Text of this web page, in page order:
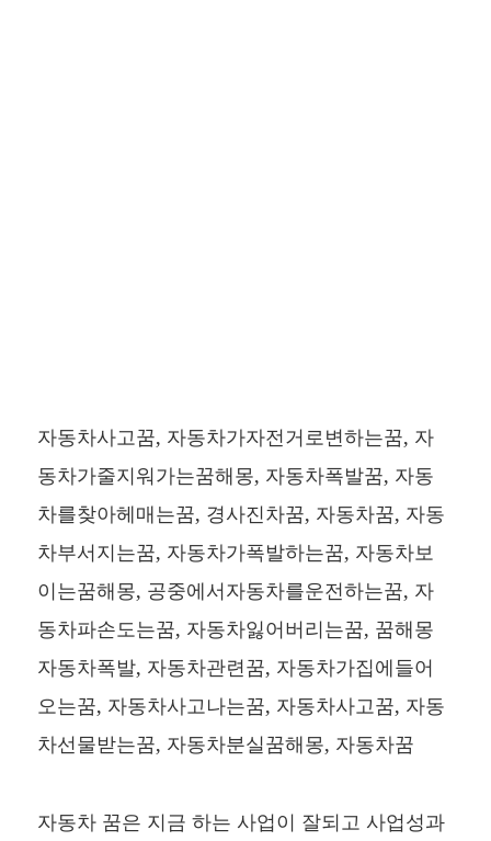
자동차사고꿈, 자동차가자전거로변하는꿈, 자
동차가줄지워가는꿈해몽, 자동차폭발꿈, 자동
차를찾아헤매는꿈, 경사진차꿈, 자동차꿈, 자동
차부서지는꿈, 자동차가폭발하는꿈, 자동차보
이는꿈해몽, 공중에서자동차를운전하는꿈, 자
동차파손도는꿈, 자동차잃어버리는꿈, 꿈해몽
자동차폭발, 자동차관련꿈, 자동차가집에들어
오는꿈, 자동차사고나는꿈, 자동차사고꿈, 자동
차선물받는꿈, 자동차분실꿈해몽, 자동차꿈
자동차 꿈은 지금 하는 사업이 잘되고 사업성과